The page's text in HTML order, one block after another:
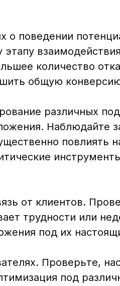
о поведении
этапу
количество
общую
различных
Наблюдайте
повлиять
от клиентов.
трудности или
под их
Проверьте,
под